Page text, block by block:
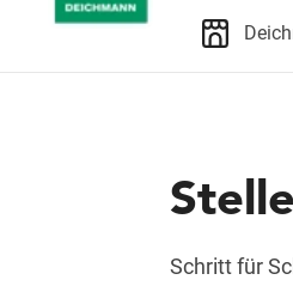
Schritt für